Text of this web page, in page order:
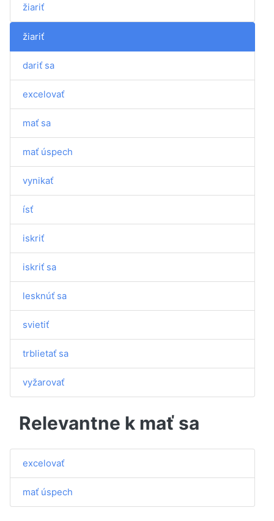
žiariť
žiariť
dariť sa
excelovať
mať sa
mať úspech
vynikať
ísť
iskriť
iskriť sa
lesknúť sa
svietiť
trblietať sa
vyžarovať
Relevantne k mať sa
excelovať
mať úspech